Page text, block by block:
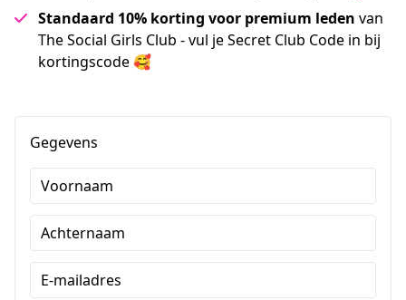
Standaard 10% korting voor premium leden van
The Social Girls Club - vul je Secret Club Code in bij
kortingscode 🥰
Gegevens
Voornaam
Achternaam
E-mailadres